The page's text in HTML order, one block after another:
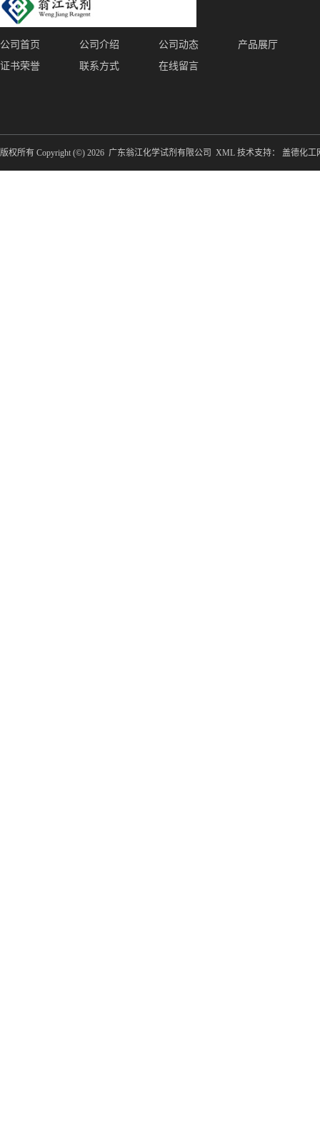
公司首页 公司介绍 公司动态
产品展厅
证书荣誉
联系方式 在线留言
版权所有 Copyright (©) 2026 广东翁江化学试剂有限公司 XML 技术支持： 盖德化工